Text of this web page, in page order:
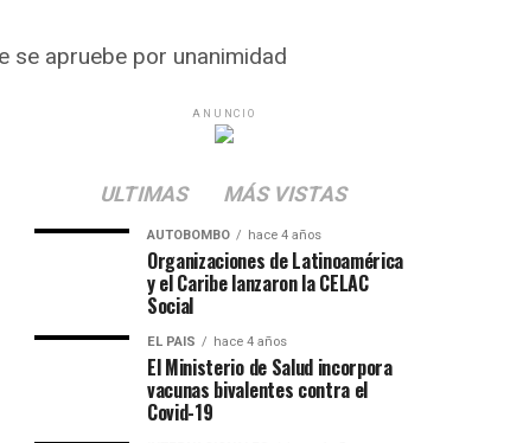
se apruebe por unanimidad
ANUNCIO
ULTIMAS MÁS VISTAS
AUTOBOMBO hace 4 años
Organizaciones de Latinoamérica
y el Caribe lanzaron la CELAC
Social
EL PAIS hace 4 años
El Ministerio de Salud incorpora
vacunas bivalentes contra el
Covid-19